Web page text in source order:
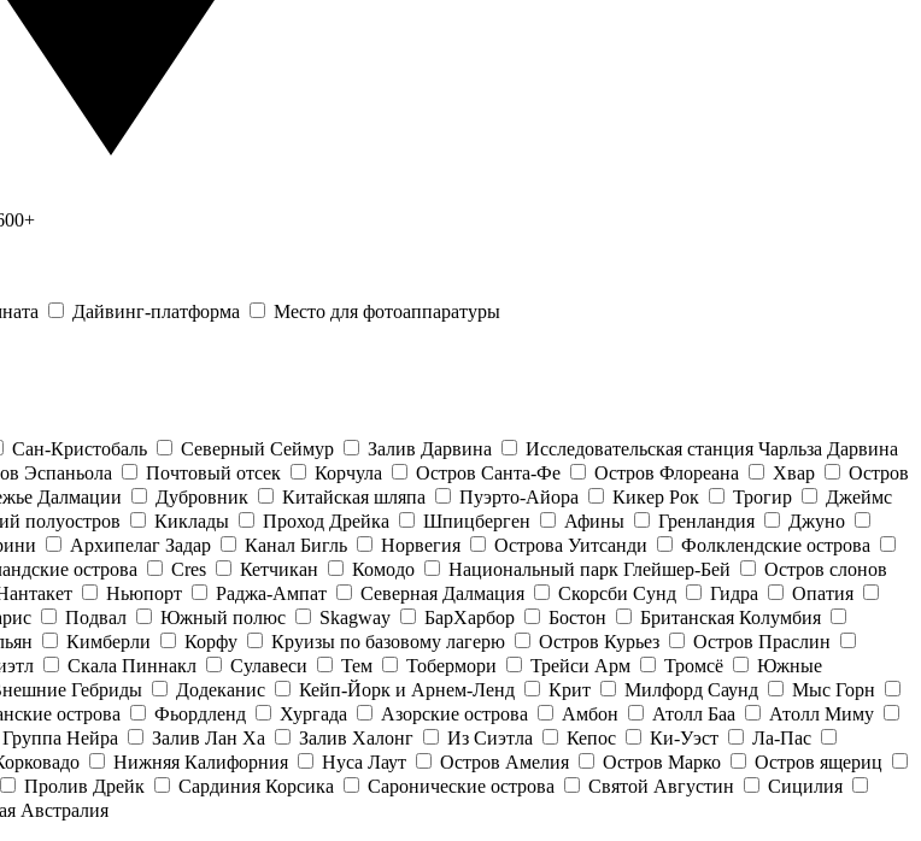
Дайвинг-платформа
Место для фотоаппаратуры
Сан-Кристобаль Северный Сеймур Залив Дарвина
Исследовательская станция Чарльза Дарвина
Эспаньола Почтовый отсек Корчула Остров Санта-Фе Остров Флореана Хвар
Остров
Далмации Дубровник Китайская шляпа Пуэрто-Айора Кикер Рок Трогир
Джеймс
полуостров Киклады Проход Дрейка Шпицберген Афины Гренландия
Джуно
Архипелаг Задар Канал Бигль Норвегия Острова Уитсанди
Фолклендские острова
острова Cres Кетчикан Комодо Национальный парк Глейшер-Бей
Остров слонов
Ньюпорт Раджа-Ампат Северная Далмация Скорсби Сунд Гидра
Опатия
Подвал Южный полюс Skagway БарХарбор Бостон
Британская Колумбия
Кимберли Корфу Круизы по базовому лагерю Остров Курьез
Остров Праслин
Скала Пиннакл Сулавеси Тем Тобермори Трейси Арм Тромсё
Южные
Гебриды Додеканис Кейп-Йорк и Арнем-Ленд Крит Милфорд Саунд
Мыс Горн
острова Фьордленд Хургада Азорские острова Амбон Атолл Баа
Атолл Миму
Группа Нейра Залив Лан Ха Залив Халонг Из Сиэтла Кепос Ки-Уэст
Ла-Пас
Нижняя Калифорния Нуса Лаут Остров Амелия Остров Марко
Остров ящериц
Пролив Дрейк Сардиния Корсика Саронические острова Святой Августин
Сицилия
Австралия